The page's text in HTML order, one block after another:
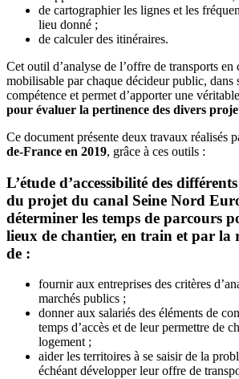
de cartographier les lignes et les
lieu donné ;
de calculer des itinéraires.
Cet outil d’analyse de l’offre de transports en
mobilisable par chaque décideur public, dans
compétence et permet d’apporter une véritable
pour évaluer la pertinence des divers
Ce document présente deux travaux réalisés
de-France en 2019, grâce à ces outils :
L’étude d’accessibilité des
du projet du canal Seine Nord
déterminer les temps de parcours
lieux de chantier, en train et par la
de :
fournir aux entreprises des critères
marchés publics ;
donner aux salariés des éléments de
temps d’accès et de leur permettre de
logement ;
aider les territoires à se saisir de la
échéant développer leur offre de